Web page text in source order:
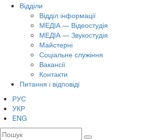
Відділи
Відділ інформації
МЕДІА — Відеостудія
МЕДІА — Звукостудія
Майстерні
Соціальне служіння
Вакансії
Контакти
Питання і відповіді
РУС
УКР
ENG